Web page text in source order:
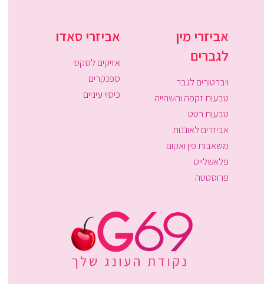
אביזרי מין
לגברים
ויברטורים לגבר
טבעות זקפה והשהייה
טבעות רטט
אביזרים לאוננות
משאבות פין ואקום
פלאשלייט
פרוסטטה
אביזרי סאדו
אזיקים לסקס
ספנקרים
כיסוי עיניים